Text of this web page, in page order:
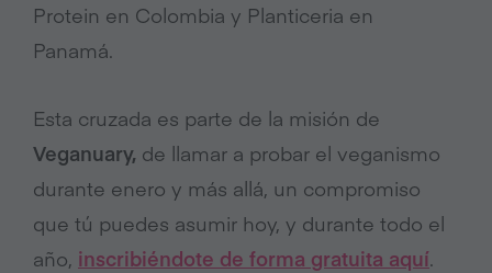
Protein en Colombia y Planticeria en
Panamá.
Esta cruzada es parte de la misión de
Veganuary, de llamar a probar el veganismo
durante enero y más allá, un compromiso
que tú puedes asumir hoy, y durante todo el
año, inscribiéndote de forma gratuita aquí.